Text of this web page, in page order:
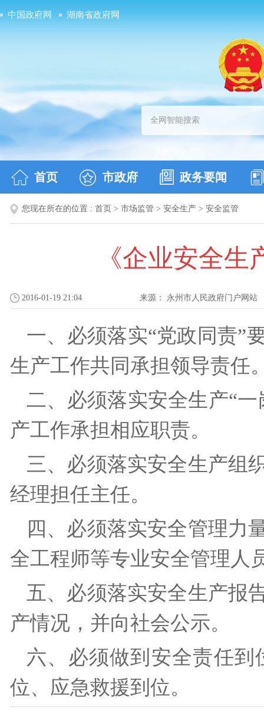
中国政府网 湖南省政府网
首页 市政府 政务要闻
您现在所在的位置 : 首页 > 市场监管 > 安全生产 > 安全监管
《企业安全
2016-01-19 21:04 来源： 永州市人民政府门户网站
一、必须落实“党政同责”
生产工作共同承担领导责
二、必须落实安全生产“
产工作承担相应职责。
三、必须落实安全生产组
经理担任主任。
四、必须落实安全管理力
全工程师等专业安全管理
五、必须落实安全生产报
产情况，并向社会公示。
六、必须做到安全责任
位、应急救援到位。